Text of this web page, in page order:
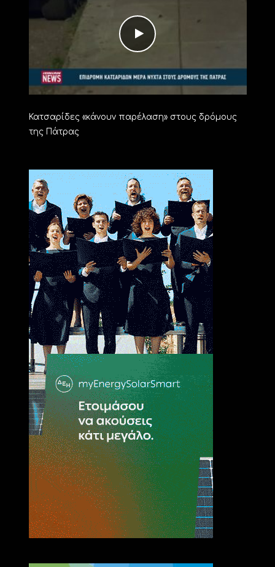
Κατσαρίδες «κάνουν παρέλαση» στους δρόμους
της Πάτρας